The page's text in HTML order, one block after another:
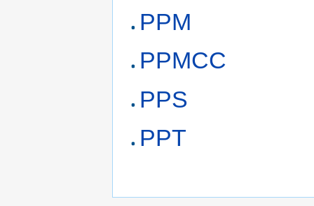
PPM
PPMCC
PPS
PPT